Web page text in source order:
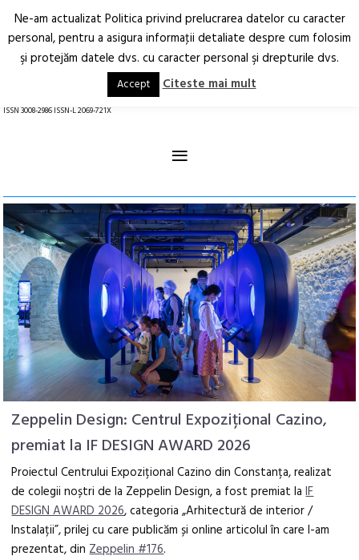
Arhitectură.
Oraș.
RO EN
ISSN 3008-2986 ISSN-L 2069-721X
≡
Zeppelin Design: Centrul Expozițional Cazino,
premiat la IF DESIGN AWARD 2026
Proiectul Centrului Expozițional Cazino din Constanța, realizat
de colegii noștri de la Zeppelin Design, a fost premiat laIF
DESIGN AWARD 2026, categoria „Arhitectură de interior /
Instalații”, prilej cu care publicăm și online articolul în care l-am
prezentat, dinZeppelin #176.
Ne-am actualizat Politica privind prelucrarea datelor cu caracter
personal, pentru a asigura informaţii detaliate despre cum folosim
şi protejăm datele dvs. cu caracter personal şi drepturile dvs.
Accept Citeste mai mult